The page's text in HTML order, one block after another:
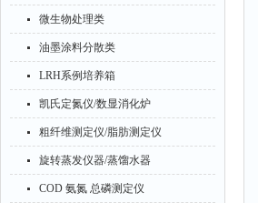
微生物处理类
油墨涂料分散类
LRH系例培养箱
凯氏定氮仪/数显消化炉
粗纤维测定仪/脂肪测定仪
旋转蒸发仪器/蒸馏水器
COD 氨氮 总磷测定仪